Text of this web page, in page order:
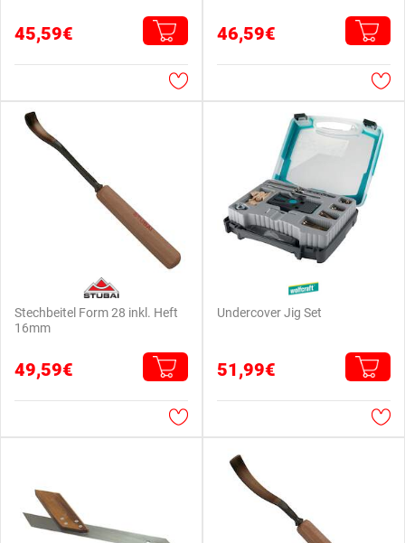
45,59€ 46,59€
Stechbeitel Form 28 inkl. Heft
16mm
49,59€
Undercover Jig Set
51,99€